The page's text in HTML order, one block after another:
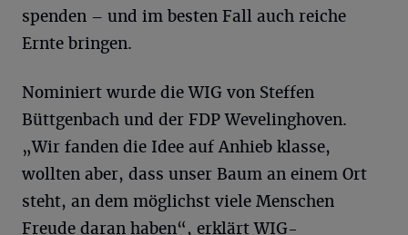
spenden – und im besten Fall auch reiche
Ernte bringen.
Nominiert wurde die WIG von Steffen
Büttgenbach und der FDP Wevelinghoven.
„Wir fanden die Idee auf Anhieb klasse,
wollten aber, dass unser Baum an einem Ort
steht, an dem möglichst viele Menschen
Freude daran haben“, erklärt WIG-